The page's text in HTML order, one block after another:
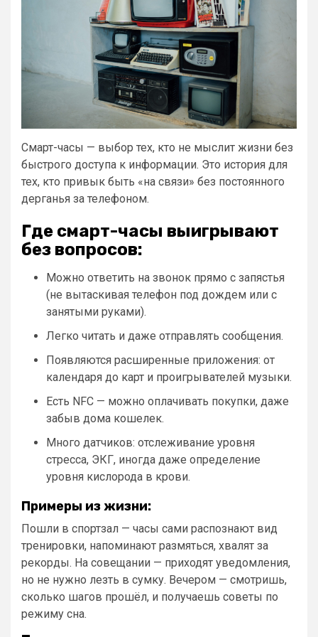
Смарт-часы — выбор тех, кто не мыслит жизни без
быстрого доступа к информации. Это история для
тех, кто привык быть «на связи» без постоянного
дерганья за телефоном.
Где смарт-часы выигрывают
без вопросов:
Можно ответить на звонок прямо с запястья
(не вытаскивая телефон под дождем или с
занятыми руками).
Легко читать и даже отправлять сообщения.
Появляются расширенные приложения: от
календаря до карт и проигрывателей музыки.
Есть NFC — можно оплачивать покупки, даже
забыв дома кошелек.
Много датчиков: отслеживание уровня
стресса, ЭКГ, иногда даже определение
уровня кислорода в крови.
Примеры из жизни:
Пошли в спортзал — часы сами распознают вид
тренировки, напоминают размяться, хвалят за
рекорды. На совещании — приходят уведомления,
но не нужно лезть в сумку. Вечером — смотришь,
сколько шагов прошёл, и получаешь советы по
режиму сна.